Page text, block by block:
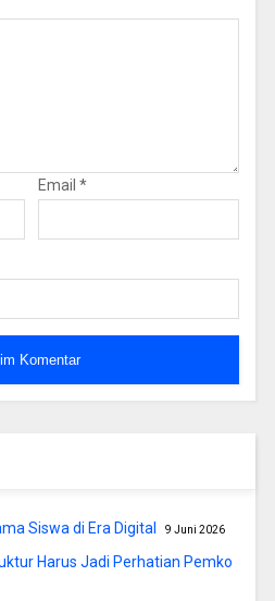
Email *
Siswa di Era Digital 9 Juni 2026
Harus Jadi Perhatian Pemko